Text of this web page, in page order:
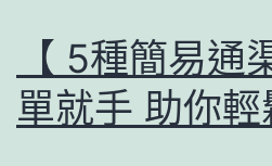
渠
使
用
【 5種簡易通
單就手 助你輕